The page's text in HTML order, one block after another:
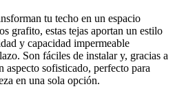
tu techo en un espacio
grafito, estas tejas aportan un estilo
y capacidad impermeable
Son fáciles de instalar y, gracias a
aspecto sofisticado, perfecto para
en una sola opción.